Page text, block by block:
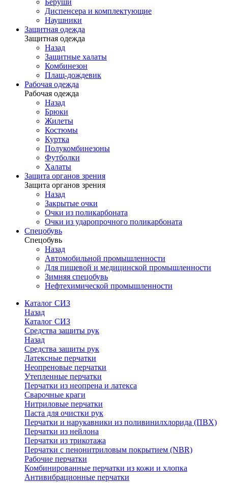
Беруши
Диспенсера и комплектующие
Наушники
Защитная одежда
Защитная одежда
Назад
Защитные халаты
Комбинезон
Плащ-дождевик
Рабочая одежда
Рабочая одежда
Назад
Брюки
Жилеты
Костюмы
Куртка
Полукомбинезоны
Футболки
Халаты
Защита органов зрения
Защита органов зрения
Назад
Закрытые очки
Очки из поликарбоната
Очки из ударопрочного поликарбоната
Спецобувь
Спецобувь
Назад
Автомобильной промышленности
Для пищевой и медицинской промышленности
Зимняя спецобувь
Нефтехимической промышленности
Каталог СИЗ
Назад
Каталог СИЗ
Средства защиты рук
Назад
Средства защиты рук
Латексные перчатки
Неопреновые перчатки
Утепленные перчатки
Перчатки из неопрена и латекса
Сварочные краги
Нитриловые перчатки
Паста для очистки рук
Перчатки и нарукавники из поливинилхлорида (ПВХ)
Перчатки из нейлона
Перчатки из трикотажа
Перчатки с пенонитриловым покрытием (NBR)
Рабочие перчатки
Комбинированные перчатки из кожи и хлопка
Антивибрационные перчатки